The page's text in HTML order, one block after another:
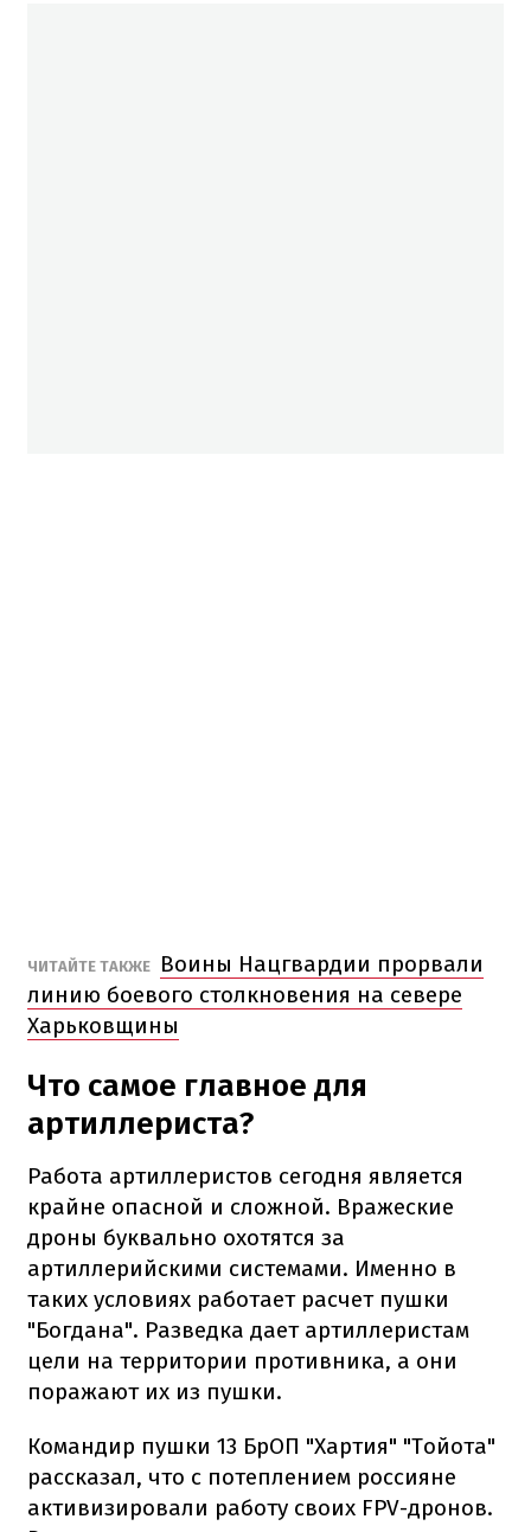
ЧИТАЙТЕ ТАКЖЕ
Воины Нацгвардии прорвали
линию боевого столкновения на севере
Харьковщины
Что самое главное для
артиллериста?
Работа артиллеристов сегодня является
крайне опасной и сложной. Вражеские
дроны буквально охотятся за
артиллерийскими системами. Именно в
таких условиях работает расчет пушки
"Богдана". Разведка дает артиллеристам
цели на территории противника, а они
поражают их из пушки.
Командир пушки 13 БрОП "Хартия" "Тойота"
рассказал, что с потеплением россияне
активизировали работу своих FPV-дронов.